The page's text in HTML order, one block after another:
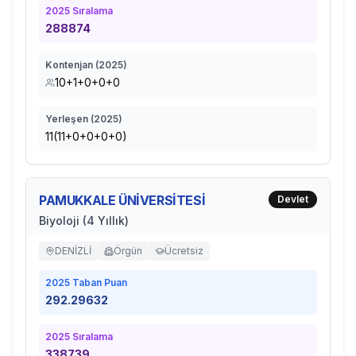
2025 Sıralama
288874
Kontenjan (2025)
10+1+0+0+0
Yerleşen (2025)
11(11+0+0+0+0)
PAMUKKALE ÜNİVERSİTESİ
Biyoloji (4 Yıllık)
Devlet
DENİZLİ Örgün Ücretsiz
2025 Taban Puan
292.29632
2025 Sıralama